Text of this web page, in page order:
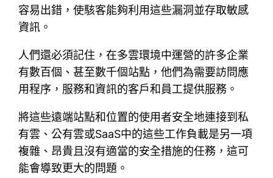
容易出錯，使駭客能夠利用這些漏洞並存取敏感
資訊。
人們還必須記住，在多雲環境中運營的許多企業
有數百個、甚至數千個站點，他們為需要訪問應
用程序，服務和資訊的客戶和員工提供服務。
將這些遠端站點和位置的使用者安全地連接到私
有雲、公有雲或SaaS中的這些工作負載是另一項
複雜、昂貴且沒有適當的安全措施的任務，這可
能會導致更大的問題。